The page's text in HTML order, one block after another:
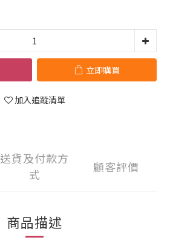
立即購買
加入追蹤清單
送貨及付款方
式
顧客評價
商品描述